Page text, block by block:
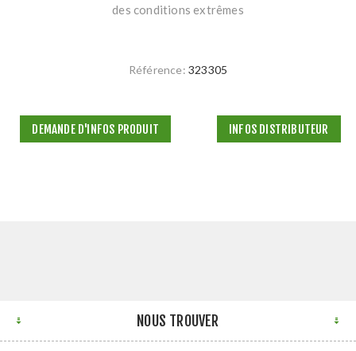
des conditions extrêmes
Référence: 323305
DEMANDE D'INFOS PRODUIT INFOS DISTRIBUTEUR
NOUS TROUVER